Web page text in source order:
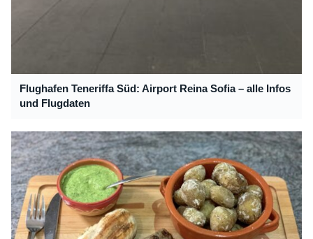
Flughafen Teneriffa Süd: Airport Reina Sofia – alle Infos
und Flugdaten